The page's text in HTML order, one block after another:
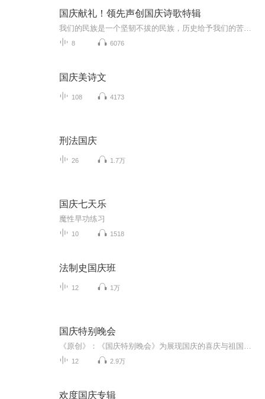
国庆献礼！领先声创国庆诗歌特辑
8 6076
国庆美诗文
108 4173
刑法国庆
26 1.7万
国庆七天乐
魔性早功练习
10 1518
法制史国庆班
12 1万
国庆特别晚会
12 2.9万
欢度国庆专辑